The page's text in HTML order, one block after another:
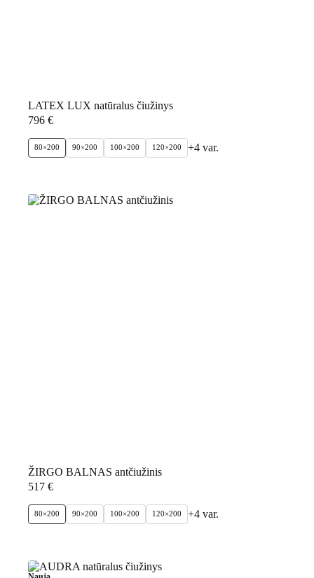
LATEX LUX natūralus čiužinys
796 €
80×200 90×200 100×200 120×200 +4 var.
ŽIRGO BALNAS antčiužinis
517 €
80×200 90×200 100×200 120×200 +4 var.